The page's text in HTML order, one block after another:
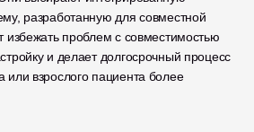
разработанную для совместной
избежать проблем с совместимостью
и делает долгосрочный процесс
или взрослого пациента более